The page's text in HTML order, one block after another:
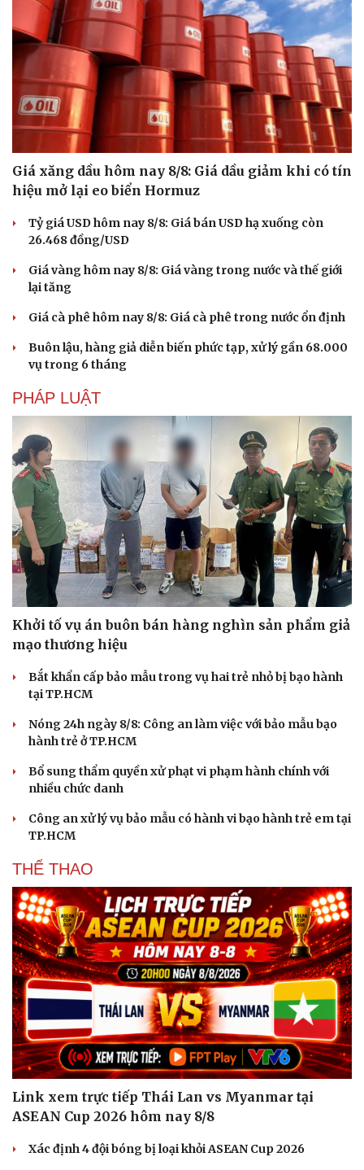
Sức khỏe
Dinh dưỡng - món ngon
Sản phụ khoa
Nhi khoa
Làm đẹp - giảm cân
Phòng mạch online
Ăn sạch sống khỏe
Đời sống
Nhà đẹp
Tình yêu - Gia đình
Giá xăng dầu hôm nay 8/8: Giá dầu giảm khi có tín
hiệu mở lại eo biển Hormuz
Tỷ giá USD hôm nay 8/8: Giá bán USD hạ xuống còn
26.468 đồng/USD
Giá vàng hôm nay 8/8: Giá vàng trong nước và thế giới
lại tăng
Giá cà phê hôm nay 8/8: Giá cà phê trong nước ổn định
Buôn lậu, hàng giả diễn biến phức tạp, xử lý gần 68.000
vụ trong 6 tháng
PHÁP LUẬT
Khởi tố vụ án buôn bán hàng nghìn sản phẩm giả
mạo thương hiệu
Bắt khẩn cấp bảo mẫu trong vụ hai trẻ nhỏ bị bạo hành
tại TP.HCM
Nóng 24h ngày 8/8: Công an làm việc với bảo mẫu bạo
hành trẻ ở TP.HCM
Bổ sung thẩm quyền xử phạt vi phạm hành chính với
nhiều chức danh
Công an xử lý vụ bảo mẫu có hành vi bạo hành trẻ em tại
TP.HCM
THỂ THAO
Link xem trực tiếp Thái Lan vs Myanmar tại
ASEAN Cup 2026 hôm nay 8/8
Xác định 4 đội bóng bị loại khỏi ASEAN Cup 2026